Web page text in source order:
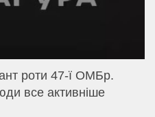
роти 47-ї ОМБр.
все активніше